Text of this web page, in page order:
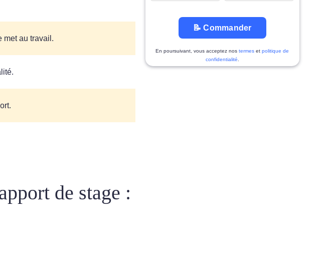
met au travail.
de stage :
📝 Commander
En poursuivant, vous acceptez nostermes etpolitique de
confidentialité